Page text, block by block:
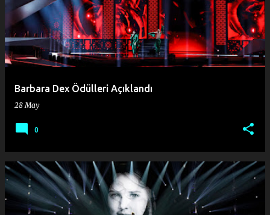
Barbara Dex Ödülleri Açıklandı
28 May
0